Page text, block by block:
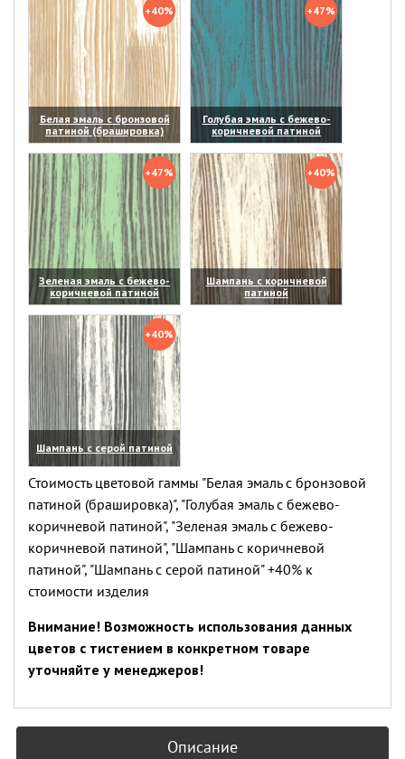
+40%
Белая эмаль с бронзовой
патиной (брашировка)
(увеличить)
+47%
Голубая эмаль с бежево-
коричневой патиной
(увеличить)
+47%
Зеленая эмаль с бежево-
коричневой патиной
(увеличить)
+40%
Шампань с коричневой
патиной
(увеличить)
+40%
Шампань с серой патиной
(увеличить)
Стоимость цветовой гаммы "Белая эмаль с бронзовой
патиной (брашировка)", "Голубая эмаль с бежево-
коричневой патиной", "Зеленая эмаль с бежево-
коричневой патиной", "Шампань с коричневой
патиной", "Шампань с серой патиной" +40% к
стоимости изделия
Внимание! Возможность использования данных
цветов с тистением в конкретном товаре
уточняйте у менеджеров!
Описание